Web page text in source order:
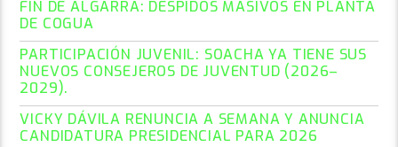
FIN DE ALGARRA: DESPIDOS MASIVOS EN PLANTA
DE COGUA
PARTICIPACIÓN JUVENIL: SOACHA YA TIENE SUS
NUEVOS CONSEJEROS DE JUVENTUD (2026–
2029).
VICKY DÁVILA RENUNCIA A SEMANA Y ANUNCIA
CANDIDATURA PRESIDENCIAL PARA 2026